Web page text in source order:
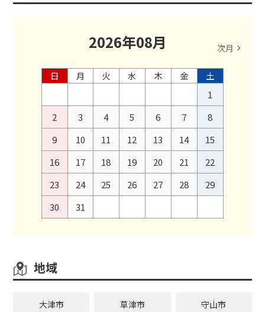
2026年08月 次月
日 月 火 水 木 金
土
1
2
3 4 5 6 7
8
9
10 11 12 13 14
15
16
17 18 19 20 21
22
23
24 25 26 27 28
29
30
31
地域
大津市 草津市 守山市